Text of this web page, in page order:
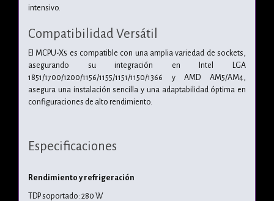
intensivo.
Compatibilidad Versátil
El MCPU-X5 es compatible con una amplia variedad de sockets,
asegurando su integración en Intel LGA
1851/1700/1200/1156/1155/1151/1150/1366 y AMD AM5/AM4,
asegura una instalación sencilla y una adaptabilidad óptima en
configuraciones de alto rendimiento.
Especificaciones
Rendimiento y refrigeración
TDP soportado: 280 W